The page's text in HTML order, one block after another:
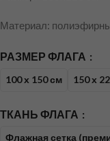
Материал:
РАЗМЕР ФЛАГА
100 х 150 см 150 х
ТКАНЬ ФЛАГА
Флажная сетка